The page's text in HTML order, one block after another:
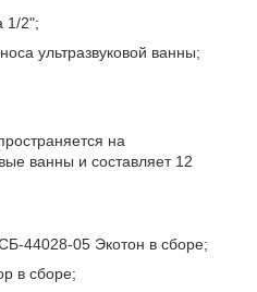
1/2";
ультразвуковой ванны;
на
ванны и составляет 12
44028-05 Экотон в сборе;
в сборе;